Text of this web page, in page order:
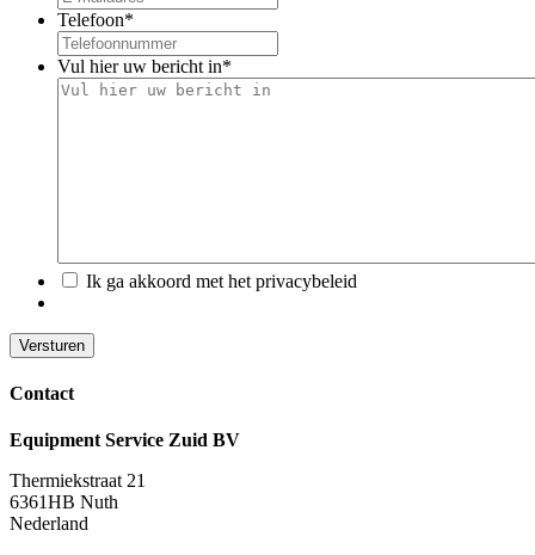
Telefoon*
Vul hier uw bericht in*
* Ik ga akkoord met het privacybeleid
Contact
Equipment Service Zuid BV
Thermiekstraat 21
6361HB Nuth
Nederland